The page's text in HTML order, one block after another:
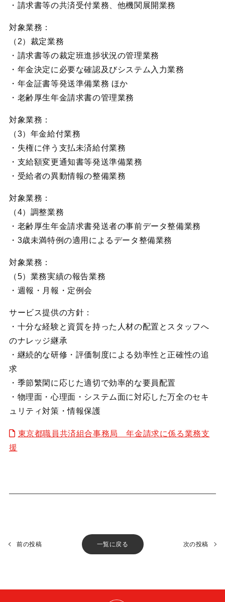
・請求書等の共済受付業務、他機関展開業務
対象業務：
（2）裁定業務
・請求書等の裁定班進捗状況の管理業務
・年金決定に必要な確認及びシステム入力業務
・年金証書等発送準備業務 ほか
・老齢厚生年金請求書の管理業務
対象業務：
（3）年金給付業務
・失権に伴う支払未済給付業務
・支給額変更通知書等発送準備業務
・受給者の異動情報の整備業務
対象業務：
（4）調整業務
・老齢厚生年金請求書発送者の事前データ整備業務
・3歳未満特例の適用によるデータ整備業務
対象業務：
（5）業務実績の報告業務
・週報・月報・定例会
サービス提供の方針：
・十分な経験と資質を持った人材の配置とスタッフへ
のナレッジ継承
・継続的な研修・評価制度による効率性と正確性の追
求
・季節繁閑に応じた適切で効率的な要員配置
・物理面・心理面・システム面に対応した万全のセキ
ュリティ対策・情報保護
東京都職員共済組合事務局 年金請求に係る業務支
援
前の投稿 一覧に戻る 次の投稿